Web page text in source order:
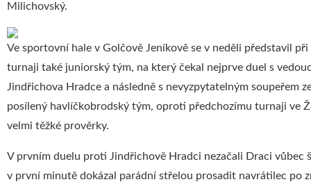
Milichovský.
Ve sportovní hale v Golčově Jeníkově se v neděli představil při
turnaji také juniorský tým, na který čekal nejprve duel s
Jindřichova Hradce a následně s nevyzpytatelným soupeřem
posílený havlíčkobrodský tým, oproti předchozímu turnaji ve
velmi těžké prověrky.
V prvním duelu proti Jindřichově Hradci nezačali Draci vůbec
v první minutě dokázal parádní střelou prosadit navrátilec po